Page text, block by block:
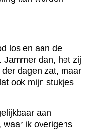
los en aan de
Jammer dan, het zij
dagen zat, maar
ook mijn stukjes
aan
waar ik overigens